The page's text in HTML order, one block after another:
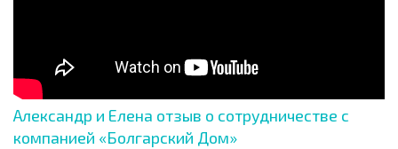
Александр и Елена отзыв о сотрудничестве с
компанией «Болгарский Дом»